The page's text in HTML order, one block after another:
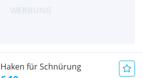
Haken für Schnürung